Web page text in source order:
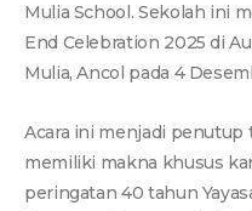
Mulia School. Sekolah ini
End Celebration 2025 di
Mulia, Ancol pada 4
Acara ini menjadi penutup
memiliki makna khusus
peringatan 40 tahun